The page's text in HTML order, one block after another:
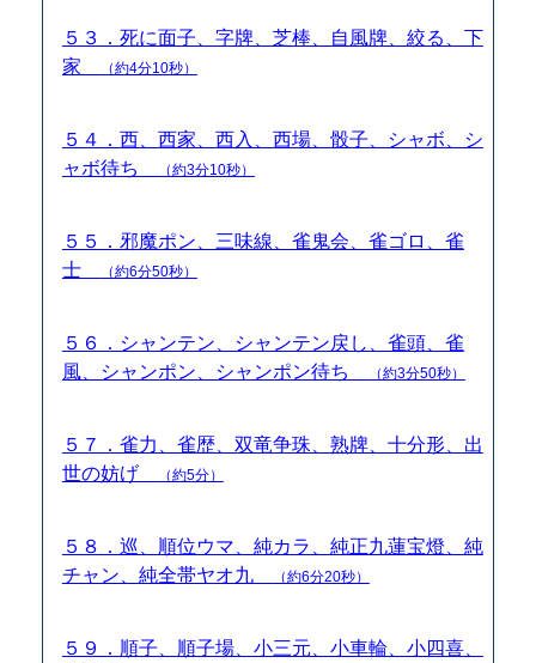
５３．死に面子、字牌、芝棒、自風牌、絞る、下
家
（約4分10秒）
５４．西、西家、西入、西場、骰子、シャボ、シ
ャボ待ち
（約3分10秒）
５５．邪魔ポン、三味線、雀鬼会、雀ゴロ、雀
士
（約6分50秒）
５６．シャンテン、シャンテン戻し、雀頭、雀
風、シャンポン、シャンポン待ち
（約3分50秒）
５７．雀力、雀歴、双竜争珠、熟牌、十分形、出
世の妨げ
（約5分）
５８．巡、順位ウマ、純カラ、純正九蓮宝燈、純
チャン、純全帯ヤオ九
（約6分20秒）
５９．順子、順子場、小三元、小車輪、小四喜、